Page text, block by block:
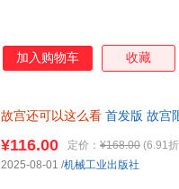
加入购物车 收藏
故宫还可以这么看 首发版 故宫
¥116.00 定价： ¥168.00 (6.91
2025-08-01 /机械工业出版社